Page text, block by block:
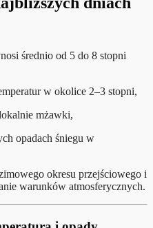
średnio od 5 do 8 stopni
w okolice 2–3 stopni,
mżawki,
opadach śniegu w
okresu przejściowego i
warunków atmosferycznych.